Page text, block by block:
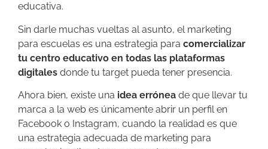
educativa.
Sin darle muchas vueltas al asunto, el marketing
para escuelas es una estrategia para comercializar
tu centro educativo en todas las plataformas
digitales donde tu target pueda tener presencia.
Ahora bien, existe una idea errónea de que llevar tu
marca a la web es únicamente abrir un perfil en
Facebook o Instagram, cuando la realidad es que
una estrategia adecuada de marketing para